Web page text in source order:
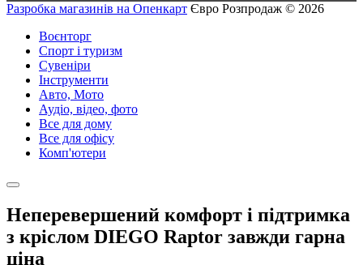
Разробка магазинів на Опенкарт Євро Розпродаж © 2026
Воєнторг
Спорт і туризм
Сувеніри
Інструменти
Авто, Мото
Аудіо, відео, фото
Все для дому
Все для офісу
Комп'ютери
Неперевершений комфорт і підтримка
з кріслом DIEGO Raptor завжди гарна
ціна